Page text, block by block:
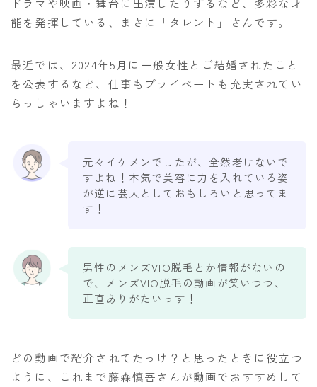
能を発揮している、まさに「タレント」さんです。
最近では、2024年5月に一般女性とご結婚されたこと
を公表するなど、仕事もプライベートも充実されてい
らっしゃいますよね！
元々イケメンでしたが、全然老けないで
すよね！本気で美容に力を入れている姿
が逆に芸人としておもしろいと思ってま
す！
男性のメンズVIO脱毛とか情報がないの
で、メンズVIO脱毛の動画が笑いつつ、
正直ありがたいっす！
どの動画で紹介されてたっけ？と思ったときに役立つ
ように、これまで藤森慎吾さんが動画でおすすめして